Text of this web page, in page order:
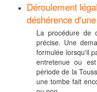
Déroulement
déshérence
La procédure de
précise. Une
formulée lorsqu'il
entretenue ou
période de la
une tombe fait